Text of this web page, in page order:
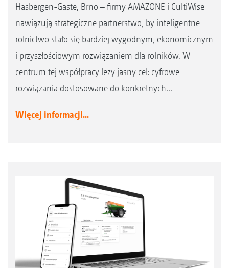
Hasbergen-Gaste, Brno – firmy AMAZONE i CultiWise
nawiązują strategiczne partnerstwo, by inteligentne
rolnictwo stało się bardziej wygodnym, ekonomicznym
i przyszłościowym rozwiązaniem dla rolników. W
centrum tej współpracy leży jasny cel: cyfrowe
rozwiązania dostosowane do konkretnych...
Więcej informacji...